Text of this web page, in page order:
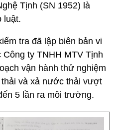
Tịnh (SN 1952) là
luật.
tra đã lập biên bản vi
ty TNHH MTV Tịnh
vận hành thử nghiệm
và xả nước thải vượt
5 lần ra môi trường.